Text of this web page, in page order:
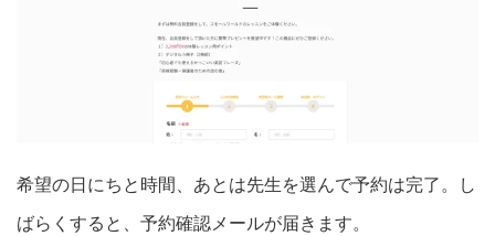
希望の日にちと時間、あとは先生を選んで予約は完了。し
ばらくすると、予約確認メールが届きます。